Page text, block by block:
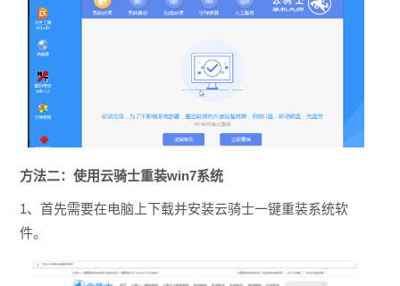
方法二：使用云骑士重装win7系统
1、首先需要在电脑上下载并安装云骑士一键重装系统软
件。